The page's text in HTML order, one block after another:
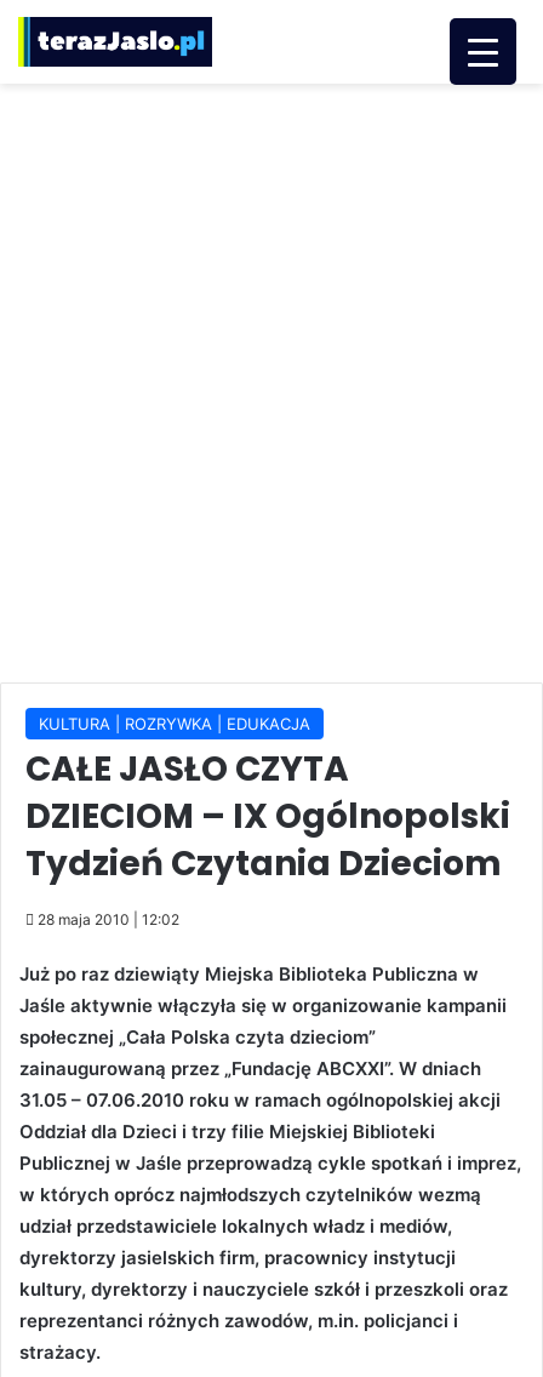
KULTURA | ROZRYWKA | EDUKACJA
CAŁE JASŁO CZYTA
DZIECIOM – IX Ogólnopolski
Tydzień Czytania Dzieciom
28 maja 2010 | 12:02
Już po raz dziewiąty Miejska Biblioteka Publiczna w
Jaśle aktywnie włączyła się w organizowanie kampanii
społecznej „Cała Polska czyta dzieciom”
zainaugurowaną przez „Fundację ABCXXI”. W dniach
31.05 – 07.06.2010 roku w ramach ogólnopolskiej akcji
Oddział dla Dzieci i trzy filie Miejskiej Biblioteki
Publicznej w Jaśle przeprowadzą cykle spotkań i imprez,
w których oprócz najmłodszych czytelników wezmą
udział przedstawiciele lokalnych władz i mediów,
dyrektorzy jasielskich firm, pracownicy instytucji
kultury, dyrektorzy i nauczyciele szkół i przeszkoli oraz
reprezentanci różnych zawodów, m.in. policjanci i
strażacy.